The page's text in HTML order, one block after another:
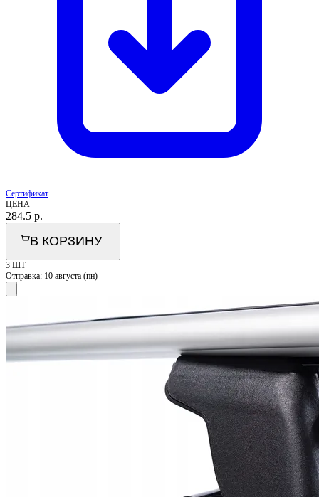
Сертификат
ЦЕНА
284.5 р.
В КОРЗИНУ
3 ШТ
Отправка: 10 августа (пн)